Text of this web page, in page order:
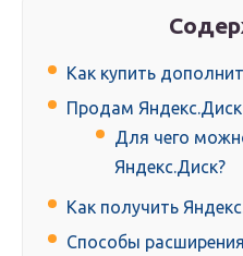
Как купить
Продам
Для чего
Яндекс.Диск?
Как получить
Способы